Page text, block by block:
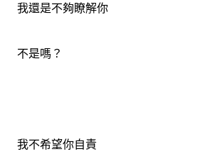
我還是不夠瞭解你
不是嗎？
我不希望你自責